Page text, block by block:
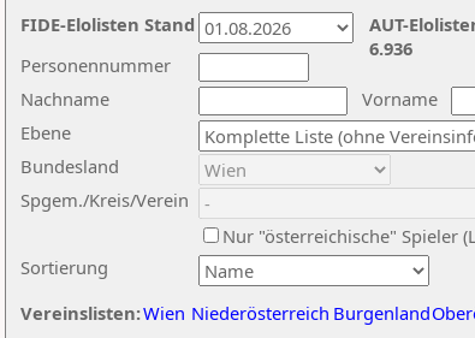
Nachname
Vorname
Ebene
Sortierung
Personennummer
Bundesland
Spgem./Kreis/Verein
Nur "österreichische" Spieler
Vereinslisten:Wien Niederösterreich Burgenland
AUT-
6.936
FIDE-Elolisten Stand